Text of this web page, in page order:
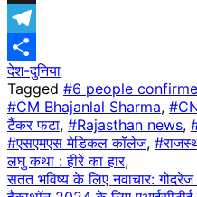
X
Telegram
Share
देश-दुनिया
Tagged #6 people
#CM Bhajanlal Sharma,
टैंकर फटा, #Rajasthan news,
#एसएमएस मेडिकल कॉलेज,
Post
navigation
लघु कथा : हीरे का हार,
सतत भविष्य के लिए नवाचार: